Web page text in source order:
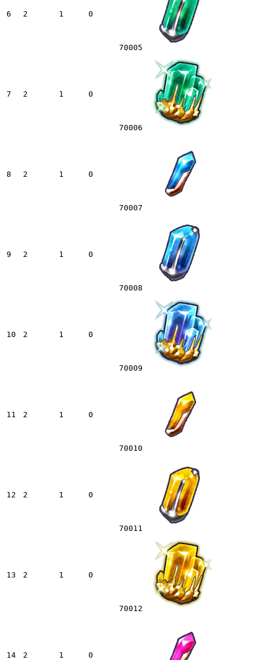
6 2 1 0
70005
7 2 1 0
70006
8 2 1 0
70007
9 2 1 0
70008
10 2 1 0
70009
11 2 1 0
70010
12 2 1 0
70011
13 2 1 0
70012
14 2 1 0